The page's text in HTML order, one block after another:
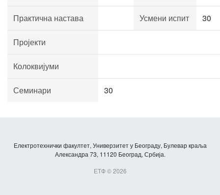
Практична настава Усмени испит 30
Пројекти
Колоквијуми
Семинари 30
Електротехнички факултет, Универзитет у Београду, Булевар краља
Александра 73, 11120 Београд, Србија.
ЕТФ © 2026